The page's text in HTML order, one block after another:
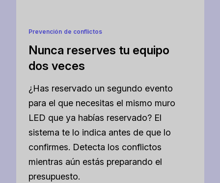
Prevención de conflictos
Nunca reserves tu equipo
dos veces
¿Has reservado un segundo evento
para el que necesitas el mismo muro
LED que ya habías reservado? El
sistema te lo indica antes de que lo
confirmes. Detecta los conflictos
mientras aún estás preparando el
presupuesto.